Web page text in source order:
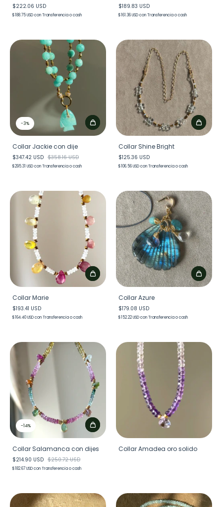
$222.06 USD
$188.75 USDconTransferencia o cash
$189.83 USD
$161.36 USDconTransferencia o cash
-3%
Collar Jackie con dije
$347.42 USD $358.16 USD
$295.31 USDconTransferencia o cash
Collar Shine Bright
$125.36 USD
$106.56 USDconTransferencia o cash
Collar Marie
$193.41 USD
$164.40 USDconTransferencia o cash
Collar Azure
$179.08 USD
$152.22 USDconTransferencia o cash
-14%
Collar Salamanca con dijes
$214.90 USD $250.72 USD
$182.67 USDconTransferencia o cash
Collar Amadea oro solido